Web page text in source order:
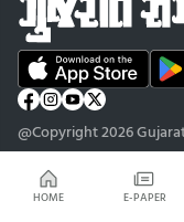
HOME E-PAPER
@Copyright 2026